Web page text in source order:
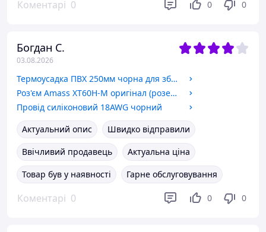
Коментарі 0 0 0
Богдан С.
03.08.2026
Термоусадка ПВХ 250мм чорна для збірки акумуляторів
Роз'єм Amass XT60H-M оригінал (розетка, 60А, жовтий, тато з ковпачком), 1 шт
Провід силіконовий 18AWG чорний
Актуальний опис
Швидко відправили
Ввічливий продавець
Актуальна ціна
Товар був у наявності
Гарне обслуговування
Коментарі 0 0 0